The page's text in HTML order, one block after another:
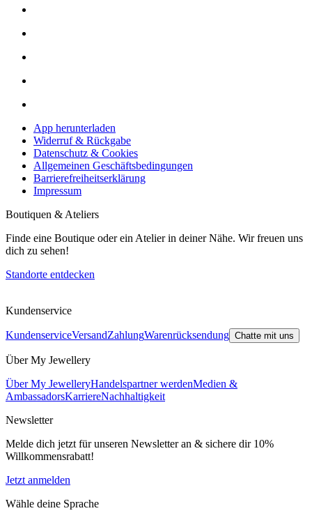
App herunterladen
Widerruf & Rückgabe
Datenschutz & Cookies
Allgemeinen Geschäftsbedingungen
Barrierefreiheitserklärung
Impressum
Boutiquen & Ateliers
Finde eine Boutique oder ein Atelier in deiner Nähe. Wir freuen uns
dich zu sehen!
Standorte entdecken
Kundenservice
KundenserviceVersandZahlungWarenrücksendung Chatte mit uns
Über My Jewellery
Über My JewelleryHandelspartner werdenMedien &
AmbassadorsKarriereNachhaltigkeit
Newsletter
Melde dich jetzt für unseren Newsletter an & sichere dir 10%
Willkommensrabatt!
Jetzt anmelden
Wähle deine Sprache